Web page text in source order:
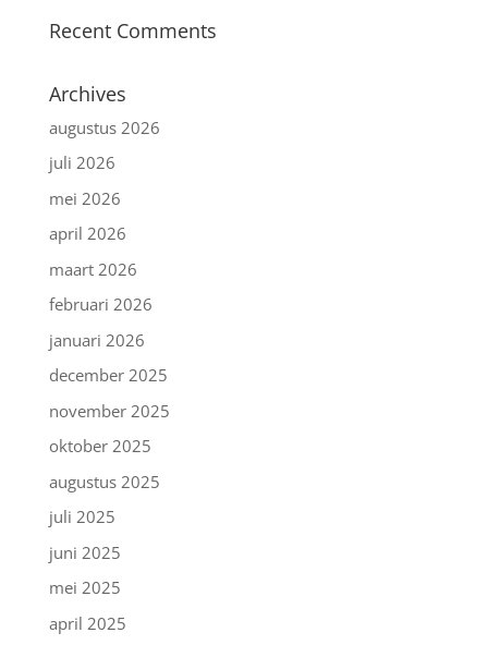
Recent Comments
Archives
augustus 2026
juli 2026
mei 2026
april 2026
maart 2026
februari 2026
januari 2026
december 2025
november 2025
oktober 2025
augustus 2025
juli 2025
juni 2025
mei 2025
april 2025